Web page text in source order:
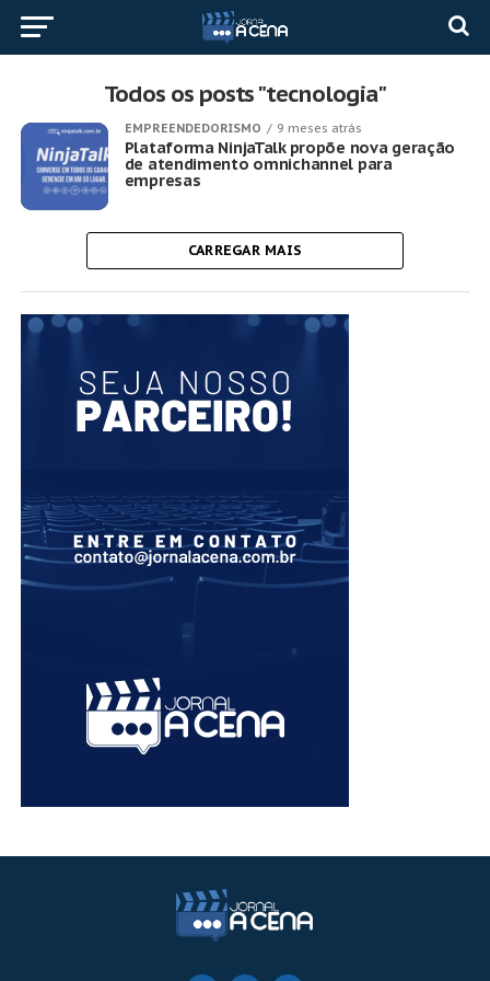
Todos os posts "tecnologia"
EMPREENDEDORISMO 9 meses atrás
Plataforma NinjaTalk propõe nova geração
de atendimento omnichannel para
empresas
CARREGAR MAIS